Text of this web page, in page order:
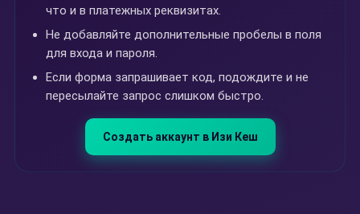
что и в платежных реквизитах.
Не добавляйте дополнительные пробелы в поля
для входа и пароля.
Если форма запрашивает код, подождите и не
пересылайте запрос слишком быстро.
Создать аккаунт в Изи Кеш